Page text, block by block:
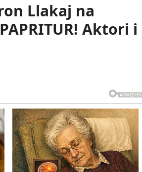
Llakaj na
Aktori i